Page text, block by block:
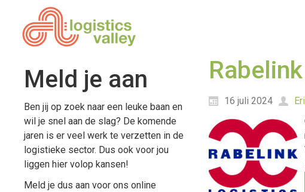
Meld je aan
Ben jij op zoek naar een leuke baan en
wil je snel aan de slag? De komende
jaren is er veel werk te verzetten in de
logistieke sector. Dus ook voor jou
liggen hier volop kansen!
Meld je dus aan voor ons online
16 juli 2024